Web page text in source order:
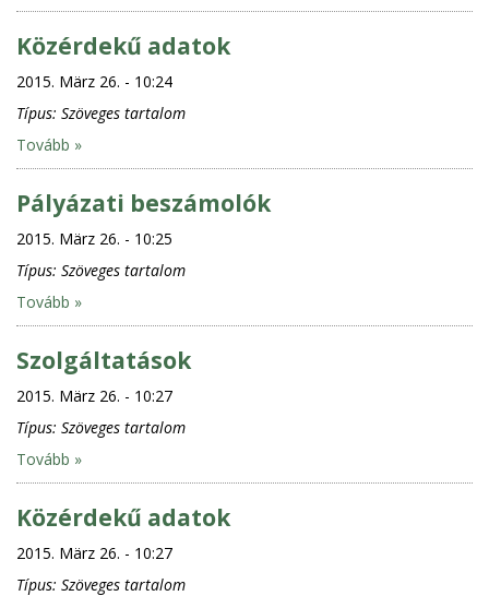
Közérdekű adatok
2015. März 26. - 10:24
Típus: Szöveges tartalom
Tovább »
Pályázati beszámolók
2015. März 26. - 10:25
Típus: Szöveges tartalom
Tovább »
Szolgáltatások
2015. März 26. - 10:27
Típus: Szöveges tartalom
Tovább »
Közérdekű adatok
2015. März 26. - 10:27
Típus: Szöveges tartalom